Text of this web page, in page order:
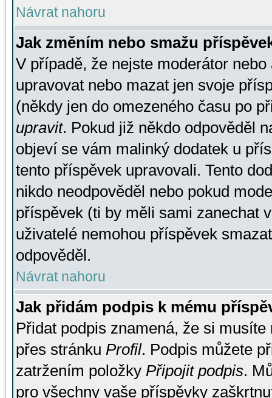
Návrat nahoru
Jak změním nebo smažu
V případě, že nejste moderátor
upravovat nebo mazat jen svoje
(někdy jen do omezeného času po
upravit. Pokud již někdo odpověděl
objeví se vám malinký dodatek u
tento příspěvek upravovali. Tento
nikdo neodpověděl nebo pokud
příspěvek (ti by měli sami zanechat
uživatelé nemohou příspěvek
odpověděl.
Návrat nahoru
Jak přidám podpis k mému
Přidat podpis znamená, že si
přes stránku Profil. Podpis můžete
zatržením položky Připojit podpis.
pro všechny vaše příspěvky